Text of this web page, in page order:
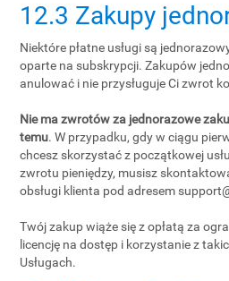
12.3 Zakupy
Niektóre płatne usługi są
oparte na subskrypcji. Zakupów
anulować i nie przysługuje Ci zwrot
Nie ma zwrotów za jednorazowe
temu. W przypadku, gdy w ciągu
chcesz skorzystać z początkowej
zwrotu pieniędzy, musisz
obsługi klienta pod adresem
Twój zakup wiąże się z opłatą za
licencję na dostęp i korzystanie z
Usługach.